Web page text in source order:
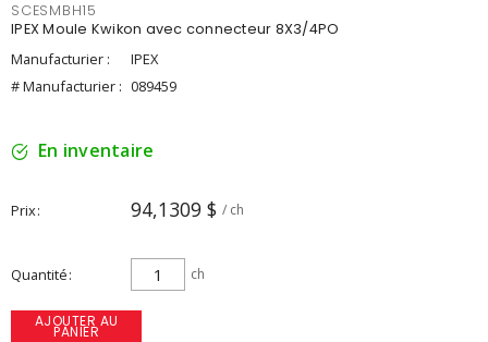
SCESMBH15
IPEX Moule Kwikon avec connecteur 8X3/4PO
Manufacturier :
IPEX
# Manufacturier : 089459
En inventaire
Prix 94,1309 $ / ch
Quantité ch
AJOUTER AU
PANIER